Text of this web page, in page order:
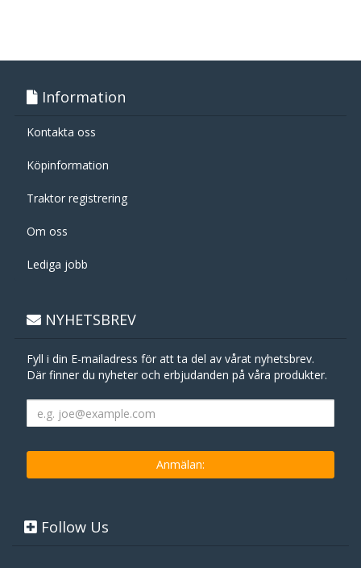
Information
Kontakta oss
Köpinformation
Traktor registrering
Om oss
Lediga jobb
NYHETSBREV
Fyll i din E-mailadress för att ta del av vårat nyhetsbrev.
Där finner du nyheter och erbjudanden på våra produkter.
Follow Us